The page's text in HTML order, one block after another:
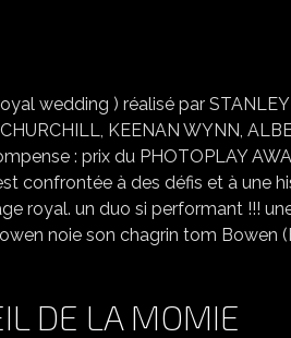
wedding ) réalisé par
KEENAN WYNN,
: prix du PHOTOPLAY
confrontée à des défis et à une
royal. un duo si performant !!!
noie son chagrin tom Bowen
DE LA MOMIE